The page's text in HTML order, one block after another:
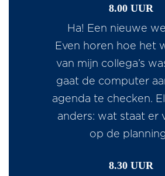
8.00 UUR
Ha! Een nieuwe
Even horen hoe het
van mijn collega’s
gaat de computer
agenda te checken.
anders: wat staat er
op de
8.30 UUR